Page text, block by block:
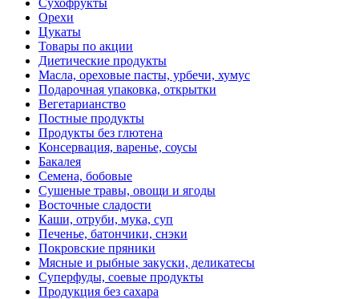
Орехи
Цукаты
Товары по акции
Диетические продукты
Масла, ореховые пасты, урбечи, хумус
Подарочная упаковка, открытки
Вегетарианство
Постные продукты
Продукты без глютена
Консервация, варенье, соусы
Бакалея
Семена, бобовые
Сушеные травы, овощи и ягоды
Восточные сладости
Каши, отруби, мука, суп
Печенье, батончики, снэки
Покровские пряники
Мясные и рыбные закуски, деликатесы
Суперфуды, соевые продукты
Продукция без сахара